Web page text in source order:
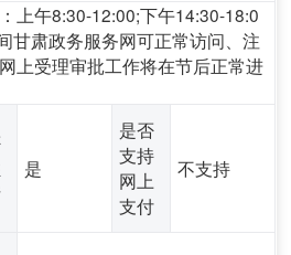
上午8:30-12:00;下午14:30-18:0
甘肃政务服务网可正常访问、注
上受理审批工作将在节后正常进
是
是否
支持
网上
支付
不支持